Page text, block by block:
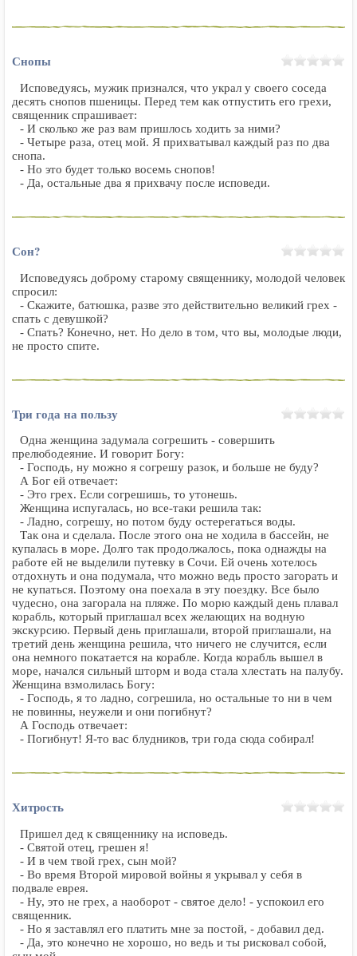
Снопы
Исповедуясь, мужик признался, что украл у своего соседа
десять снопов пшеницы. Перед тем как отпустить его грехи,
священник спрашивает:
- И сколько же раз вам пришлось ходить за ними?
- Четыре раза, отец мой. Я прихватывал каждый раз по два
снопа.
- Но это будет только восемь снопов!
- Да, остальные два я прихвачу после исповеди.
Сон?
Исповедуясь доброму старому священнику, молодой человек
спросил:
- Скажите, батюшка, разве это действительно великий грех -
спать с девушкой?
- Спать? Конечно, нет. Но дело в том, что вы, молодые люди,
не просто спите.
Три года на пользу
Одна женщина задумала согрешить - совершить
прелюбодеяние. И говорит Богу:
- Господь, ну можно я согрешу разок, и больше не буду?
А Бог ей отвечает:
- Это грех. Если согрешишь, то утонешь.
Женщина испугалась, но все-таки решила так:
- Ладно, согрешу, но потом буду остерегаться воды.
Так она и сделала. После этого она не ходила в бассейн, не
купалась в море. Долго так продолжалось, пока однажды на
работе ей не выделили путевку в Сочи. Ей очень хотелось
отдохнуть и она подумала, что можно ведь просто загорать и
не купаться. Поэтому она поехала в эту поездку. Все было
чудесно, она загорала на пляже. По морю каждый день плавал
корабль, который приглашал всех желающих на водную
экскурсию. Первый день приглашали, второй приглашали, на
третий день женщина решила, что ничего не случится, если
она немного покатается на корабле. Когда корабль вышел в
море, начался сильный шторм и вода стала хлестать на палубу.
Женщина взмолилась Богу:
- Господь, я то ладно, согрешила, но остальные то ни в чем
не повинны, неужели и они погибнут?
А Господь отвечает:
- Погибнут! Я-то вас блудников, три года сюда собирал!
Хитрость
Пpишел дед к священникy на исповедь.
- Святой отец, гpешен я!
- И в чем твой гpех, сын мой?
- Во вpемя Втоpой мировой войны я yкpывал y себя в
подвале евpея.
- Hy, это не грех, а наобоpот - святое дело! - yспокоил его
священник.
- Hо я заставлял его платить мне за постой, - добавил дед.
- Да, это конечно не хоpошо, но ведь и ты pисковал собой,